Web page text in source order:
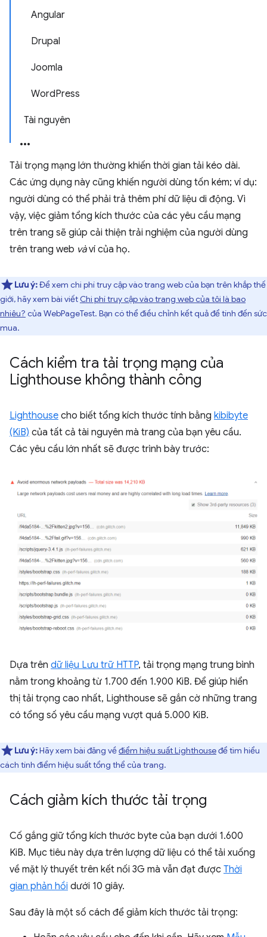
Angular
Drupal
Joomla
WordPress
Tài nguyên
Tải trọng mạng lớn thường khiến thời gian tải kéo dài.
Các ứng dụng này cũng khiến người dùng tốn kém; ví dụ:
người dùng có thể phải trả thêm phí dữ liệu di động. Vì
vậy, việc giảm tổng kích thước của các yêu cầu mạng
trên trang sẽ giúp cải thiện trải nghiệm của người dùng
trên trang web vàví của họ.
Lưu ý:Để xem chi phí truy cập vào trang web của bạn trên khắp thế
giới, hãy xem bài viết Chi phí truy cập vào trang web của tôi là bao
nhiêu? của WebPageTest. Bạn có thể điều chỉnh kết quả để tính đến sức
mua.
Cách kiểm tra tải trọng mạng của
Lighthouse không thành công
Lighthouse cho biết tổng kích thước tính bằng kibibyte
(KiB) của tất cả tài nguyên mà trang của bạn yêu cầu.
Các yêu cầu lớn nhất sẽ được trình bày trước:
Dựa trên dữ liệu Lưu trữ HTTP, tải trọng mạng trung bình
nằm trong khoảng từ 1.700 đến 1.900 KiB. Để giúp hiển
thị tải trọng cao nhất, Lighthouse sẽ gắn cờ những trang
có tổng số yêu cầu mạng vượt quá 5.000 KiB.
Lưu ý:Hãy xem bài đăng vềđiểm hiệu suất Lighthouseđể tìm hiểu
cách tính điểm hiệu suất tổng thể của trang.
Cách giảm kích thước tải trọng
Cố gắng giữ tổng kích thước byte của bạn dưới 1.600
KiB. Mục tiêu này dựa trên lượng dữ liệu có thể tải xuống
về mặt lý thuyết trên kết nối 3G mà vẫn đạt được Thời
gian phản hồi dưới 10 giây.
Sau đây là một số cách để giảm kích thước tải trọng: